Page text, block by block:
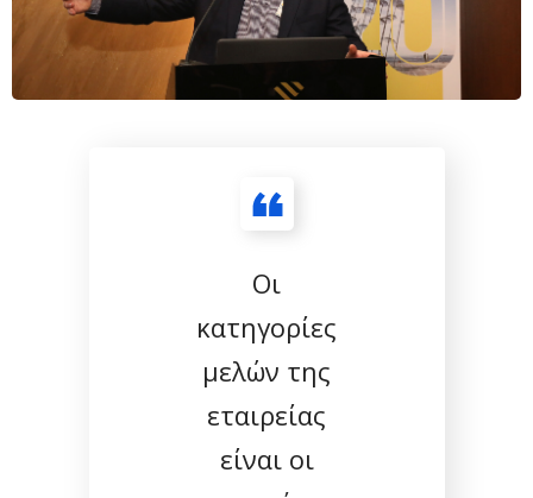
Οι
κατηγορίες
μελών της
εταιρείας
είναι οι